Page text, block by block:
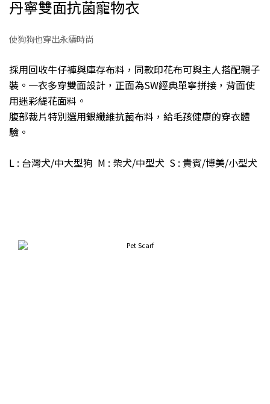
丹寧雙面抗菌寵物衣
使狗狗也穿出永續時尚
採用回收牛仔褲與庫存布料，同款印花布可與主人搭配親子
裝。一衣多穿雙面設計，正面為SW經典單寧拼接，背面使
用迷彩緹花面料。
腹部裁片特別選用銀纖維抗菌布料，給毛孩健康的穿衣體
驗。
L : 台灣犬/中大型狗 M : 柴犬/中型犬 S : 貴賓/博美/小型犬